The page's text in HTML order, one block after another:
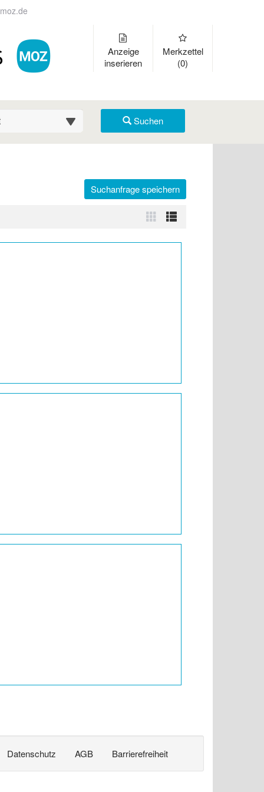
moz.de
Anzeige
inserieren
Merkzettel
(0)
(km) Suchen
und Links zu öffnen. Mit Pfeil rechts klappen
Suchanfrage speichern
Zur
wechseln
Zur
wechseln
Datenschutz AGB Barrierefreiheit